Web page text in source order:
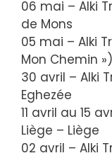
06 mai – Alki
de Mons
05 mai – Alki
Mon Chemin
30 avril – Alki
Eghezée
11 avril au 15
Liège – Liège
02 avril – Alki